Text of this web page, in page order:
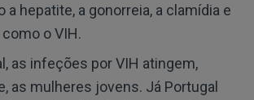
a hepatite, a gonorreia, a clamídia e
o VIH.
as infeções por VIH atingem,
as mulheres jovens. Já Portugal